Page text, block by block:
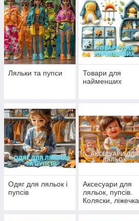
Ляльки та пупси
Товари для
найменших
Одяг для ляльок і
пупсів
Аксесуари для
ляльок, пупсів.
Коляски, ліжечка,